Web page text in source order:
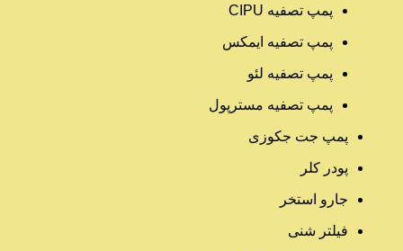
پمپ تصفیه CIPU
پمپ تصفیه ایمکس
پمپ تصفیه لئو
پمپ تصفیه مسترپول
پمپ جت جکوزی
پودر کلر
جارو استخر
فیلتر شنی